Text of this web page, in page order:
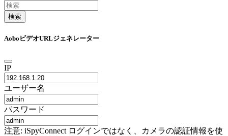
検索
AoboビデオURLジェネレーター
IP
ユーザー名
パスワード
注意: iSpyConnect ログインではなく、カメラの認証情報を使